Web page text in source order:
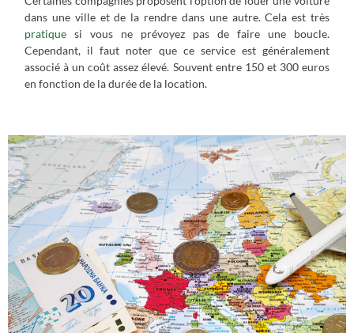
dans une ville et de la rendre dans une autre. Cela est très
pratique si vous ne prévoyez pas de faire une boucle.
Cependant, il faut noter que ce service est généralement
associé à un coût assez élevé. Souvent entre 150 et 300 euros
en fonction de la durée de la location.